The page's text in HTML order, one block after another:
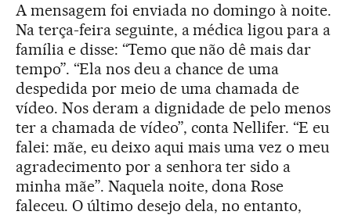
A mensagem foi enviada no domingo à noite.
Na terça-feira seguinte, a médica ligou para a
família e disse: “Temo que não dê mais dar
tempo”. “Ela nos deu a chance de uma
despedida por meio de uma chamada de
vídeo. Nos deram a dignidade de pelo menos
ter a chamada de vídeo”, conta Nellifer. “E eu
falei: mãe, eu deixo aqui mais uma vez o meu
agradecimento por a senhora ter sido a
minha mãe”. Naquela noite, dona Rose
faleceu. O último desejo dela, no entanto,